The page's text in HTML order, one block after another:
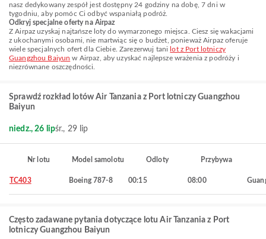
nasz dedykowany zespół jest dostępny 24 godziny na dobę, 7 dni w
tygodniu, aby pomóc Ci odbyć wspaniałą podróż.
Odkryj specjalne oferty na Airpaz
Z Airpaz uzyskaj najtańsze loty do wymarzonego miejsca. Ciesz się wakacjami
z ukochanymi osobami, nie martwiąc się o budżet, ponieważ Airpaz oferuje
wiele specjalnych ofert dla Ciebie. Zarezerwuj tani lot z Port lotniczy
Guangzhou Baiyun w Airpaz, aby uzyskać najlepsze wrażenia z podróży i
niezrównane oszczędności.
Sprawdź rozkład lotów Air Tanzania z Port lotniczy Guangzhou
Baiyun
niedz., 26 lipśr., 29 lip
Nr lotu Model samolotu Odloty Przybywa
TC403 Boeing 787-8 00:15 08:00
Często zadawane pytania dotyczące lotu Air Tanzania z Port
lotniczy Guangzhou Baiyun